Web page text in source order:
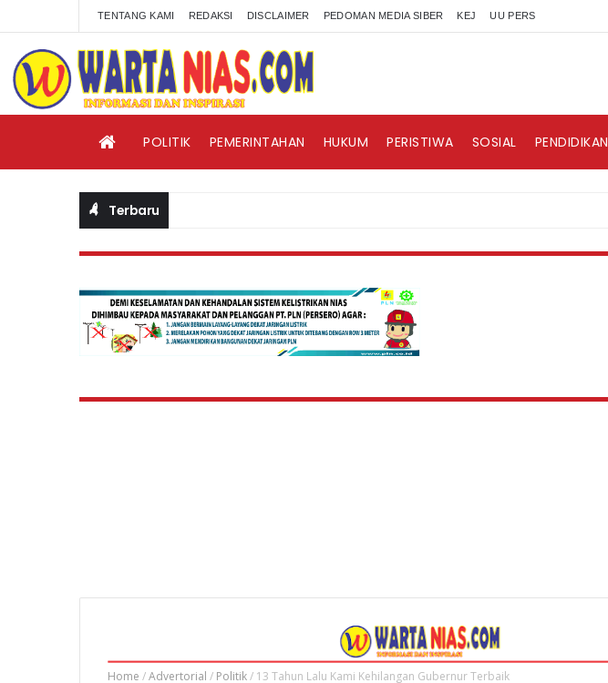
TENTANG KAMI REDAKSI DISCLAIMER PEDOMAN MEDIA SIBER KEJ UU PERS
POLITIK PEMERINTAHAN HUKUM PERISTIWA SOSIAL PENDIDIKAN
Terbaru
Home /Advertorial / Politik/ 13 Tahun Lalu Kami Kehilangan Gubernur Terbaik